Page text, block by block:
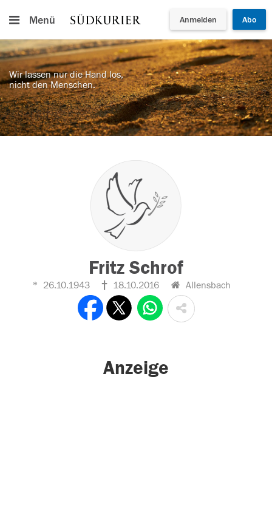
Menü Anmelden Abo
Wir lassen nur die Hand los,
nicht den Menschen.
Fritz Schrof
26.10.1943 18.10.2016 Allensbach
Anzeige